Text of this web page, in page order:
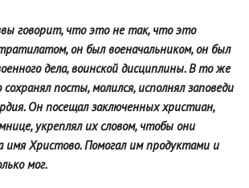
говорит, что это не так, что это
он был военачальником, он был
дела, воинской дисциплины. В то же
посты, молился, исполнял заповеди
Он посещал заключенных христиан,
укреплял их словом, чтобы они
имя Христово. Помогал им продуктами и
мог.